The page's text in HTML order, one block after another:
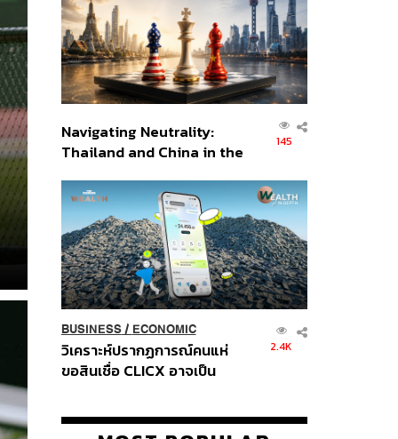
อินโดนีเซีย
Navigating Neutrality:
Thailand and China in the
Order
145
BUSINESS/ ECONOMIC
วิเคราะห์ปรากฏการณ์คนแห่
ขอสินเชื่อ CLICX อาจเป็น
ปัญหาหนี้ครัวเรือนไทยที่ถูกซุก
2.4K